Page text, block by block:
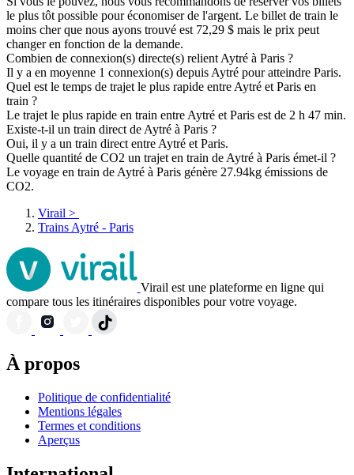
le plus tôt possible pour économiser de l'argent. Le billet de train le
moins cher que nous ayons trouvé est 72,29 $ mais le prix peut
changer en fonction de la demande.
Combien de connexion(s) directe(s) relient Aytré à Paris ?
Il y a en moyenne 1 connexion(s) depuis Aytré pour atteindre Paris.
Quel est le temps de trajet le plus rapide entre Aytré et Paris en
train ?
Le trajet le plus rapide en train entre Aytré et Paris est de 2 h 47 min.
Existe-t-il un train direct de Aytré à Paris ?
Oui, il y a un train direct entre Aytré et Paris.
Quelle quantité de CO2 un trajet en train de Aytré à Paris émet-il ?
Le voyage en train de Aytré à Paris génère 27.94kg émissions de
CO2.
Virail >
Trains Aytré - Paris
Virail est une plateforme en ligne qui
compare tous les itinéraires disponibles pour votre voyage.
À propos
Politique de confidentialité
Mentions légales
Termes et conditions
Aperçus